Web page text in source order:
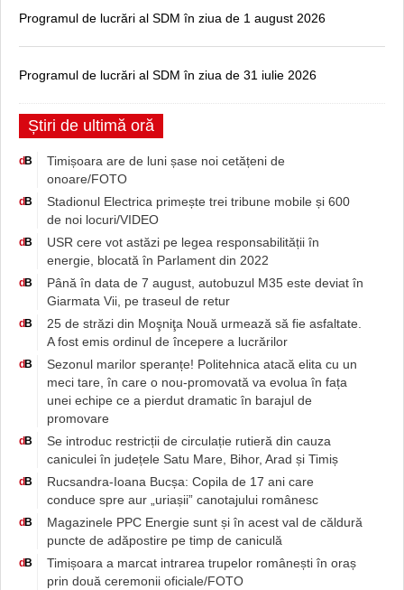
Programul de lucrări al SDM în ziua de 1 august 2026
Programul de lucrări al SDM în ziua de 31 iulie 2026
Știri de ultimă oră
d B
Timișoara are de luni șase noi cetățeni de
onoare/FOTO
d B
Stadionul Electrica primește trei tribune mobile și 600
de noi locuri/VIDEO
d B
USR cere vot astăzi pe legea responsabilității în
energie, blocată în Parlament din 2022
d B
Până în data de 7 august, autobuzul M35 este deviat în
Giarmata Vii, pe traseul de retur
d B
25 de străzi din Moşniţa Nouă urmează să fie asfaltate.
A fost emis ordinul de începere a lucrărilor
d B
Sezonul marilor speranțe! Politehnica atacă elita cu un
meci tare, în care o nou-promovată va evolua în fața
unei echipe ce a pierdut dramatic în barajul de
promovare
d B
Se introduc restricții de circulație rutieră din cauza
caniculei în județele Satu Mare, Bihor, Arad și Timiș
d B
Rucsandra-Ioana Bucșa: Copila de 17 ani care
conduce spre aur „uriașii” canotajului românesc
d B
Magazinele PPC Energie sunt și în acest val de căldură
puncte de adăpostire pe timp de caniculă
d B
Timișoara a marcat intrarea trupelor românești în oraș
prin două ceremonii oficiale/FOTO